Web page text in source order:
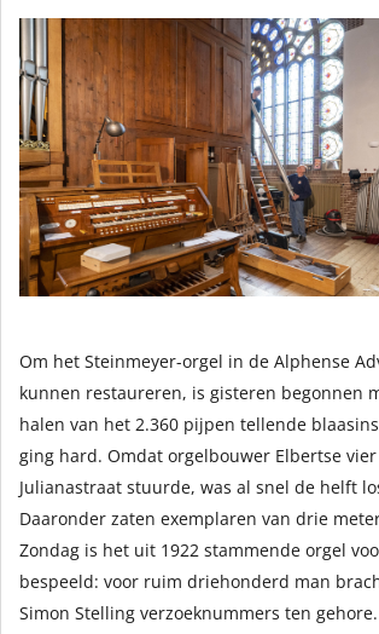
Om het Steinmeyer-orgel in de Alphense
kunnen restaureren, is gisteren begonnen
halen van het 2.360 pijpen tellende
ging hard. Omdat orgelbouwer Elbertse
Julianastraat stuurde, was al snel de helft
Daaronder zaten exemplaren van drie
Zondag is het uit 1922 stammende orgel
bespeeld: voor ruim driehonderd man
Simon Stelling verzoeknummers ten